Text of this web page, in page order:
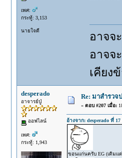
เพศ:
กระทู้: 3,153
นายใจดี
อาจจ
อาจจ
เคียง
desperado
อาจารย์ปู่
ออฟไลน์
เพศ:
กระทู้: 1,943
Re: มาสำรวจ
« ตอบ #207 เมื่อ:
อ้างจาก: desperado ที่
ขอนแก่นครับ EG (เดิมแ